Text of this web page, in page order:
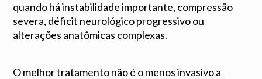
quando há instabilidade importante, compressão
severa, déficit neurológico progressivo ou
alterações anatômicas complexas.
O melhor tratamento não é o menos invasivo a